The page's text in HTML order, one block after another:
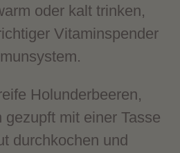
oder kalt trinken,
Vitaminspender
Holunderbeeren,
mit einer Tasse
durchkochen und